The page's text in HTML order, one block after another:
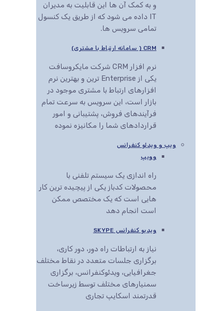
و به کمک آن ها این قابلیت به مدیران
IT داده می شود که از طریق یک کنسول
تمامی سرویس ها.
CRM ( سامانه ارتباط با مشتری)
نرم افزار CRM شرکت مایکروسافت
یکی از Enterprise ترین و بهترین نرم
افزارهای ارتباط با مشتری موجود در
بازار است، این سرویس به سرعت تمام
فرآیندهای فروش، پشتیبانی و امور
قراردادهای شما را مکانیزه نموده
ویپ و ویدئو کنفرانس
وویپ
راه اندازی یک سیستم تلفنی با
محصولات کدباز یکی از پیچیده ترین کار
هایی است که یک مختصص ممکن
است انجام دهد
ویدیو کنفرانس SKYPE
نیاز به ارتباطات راه دور، دور کاری،
برگزاری جلسات متعدد در نقاط مختلف
جغرافیایی، ویدئوکنفرانس، برگزاری
سمنیارهای مختلف توسط زیرساخت
قدرتمند اسکایپ تجاری